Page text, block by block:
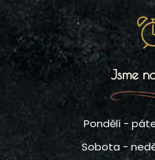
Jsme
Pondělí -
Sobota -